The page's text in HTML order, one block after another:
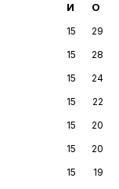
И О
15
29
15
28
15
24
15
22
15
20
15
20
15
19